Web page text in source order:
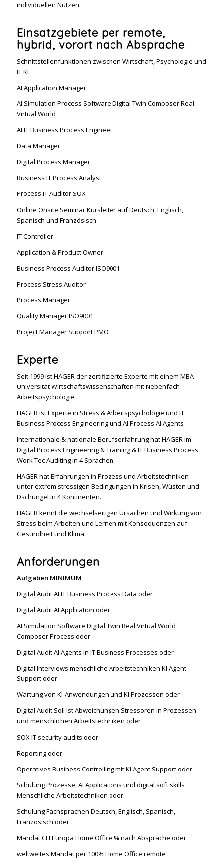
individuellen Nutzen.
Einsatzgebiete per remote,
hybrid, vorort nach Absprache
Schnittstellenfunktionen zwischen Wirtschaft, Psychologie und
IT KI
AI Application Manager
AI Simulation Process Software Digital Twin Composer Real –
Virtual World
AI IT Business Process Engineer
Data Manager
Digital Process Manager
Business IT Process Analyst
Process IT Auditor SOX
Online Onsite Seminar Kursleiter auf Deutsch, Englisch,
Spanisch und Französisch
IT Controller
Application & Product Owner
Business Process Auditor ISO9001
Process Stress Auditor
Process Manager
Quality Manager ISO9001
Project Manager Support PMO
Experte
Seit 1999 ist HAGER der zertifizierte Experte mit einem MBA
Universität Wirtschaftswissenschaften mit Nebenfach
Arbeitspsychologie
HAGER ist Experte in Stress & Arbeitspsychologie und IT
Business Process Engineering und AI Process AI Agents
Internationale & nationale Berufserfahrung hat HAGER im
Digital Process Engineering & Training & IT Business Process
Work Tec Auditing in 4 Sprachen.
HAGER hat Erfahrungen in Prozess und Arbeitstechniken
unter extrem stressigen Bedingungen in Krisen, Wüsten und
Dschungel in 4 Kontinenten.
HAGER kennt die wechselseitigen Ursachen und Wirkung von
Stress beim Arbeiten und Lernen mit Konsequenzen auf
Gesundheit und Klima.
Anforderungen
Aufgaben MINIMUM
Digital Audit AI IT Business Process Data oder
Digital Audit AI Application oder
AI Simulation Software Digital Twin Real Virtual World
Composer Process oder
Digital Audit AI Agents in IT Business Processes oder
Digital Interviews menschliche Arbeitstechniken KI Agent
Support oder
Wartung von KI-Anwendungen und KI Prozessen oder
Digital Audit Soll Ist Abweichungen Stressoren in Prozessen
und menschlichen Arbeitstechniken oder
SOX IT security audits oder
Reporting oder
Operatives Business Controlling mit KI Agent Support oder
Schulung Prozesse, AI Applications und digital soft skills
Menschliche Arbeitstechniken oder
Schulung Fachsprachen Deutsch, Englisch, Spanisch,
Französisch oder
Mandat CH Europa Home Office % nach Absprache oder
weltweites Mandat per 100% Home Office remote